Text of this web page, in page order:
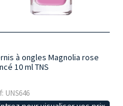
à ongles Magnolia rose
10 ml TNS
UNS646